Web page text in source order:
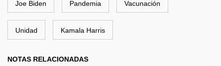
Joe Biden Pandemia Vacunación
Unidad Kamala Harris
NOTAS RELACIONADAS